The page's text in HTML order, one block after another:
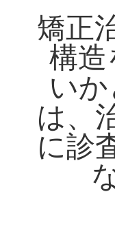
矯正
構造
い
は、
に診